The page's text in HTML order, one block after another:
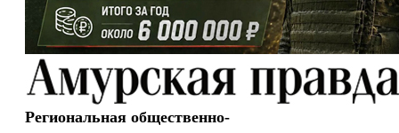
Региональная общественно-